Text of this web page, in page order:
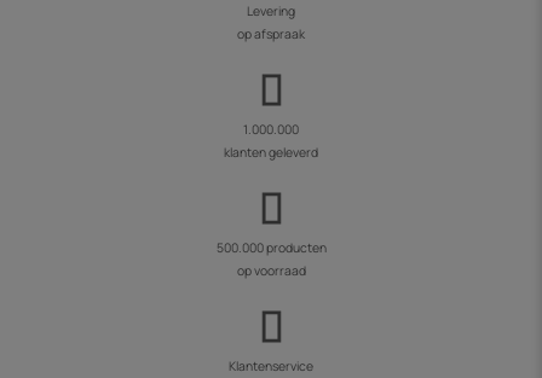
Levering
op afspraak
1.000.000
klanten geleverd
500.000 producten
op voorraad
Klantenservice